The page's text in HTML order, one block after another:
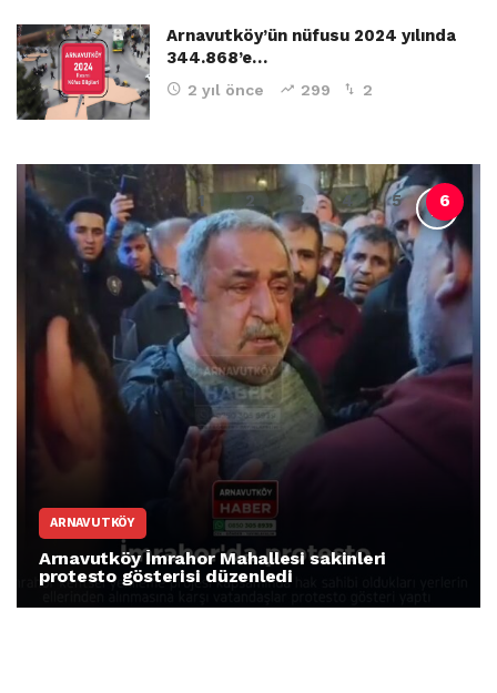
Arnavutköy’ün nüfusu 2024 yılında
344.868’e…
2 yıl önce 299 2
ARNAVUTKÖY
Arnavutköy İmrahor Mahallesi sakinleri
protesto gösterisi düzenledi